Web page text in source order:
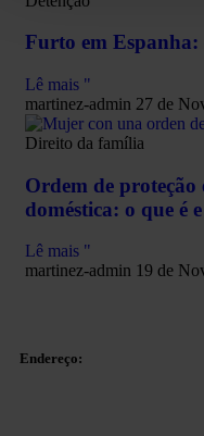
Furto em Espanha:
Lê mais "
martinez-admin 27 de
Direito da família
Ordem de proteção
doméstica: o que é
Lê mais "
martinez-admin 19 de
Endereço: